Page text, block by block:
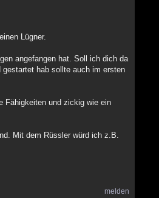
Lügner.
angefangen hat. Soll ich dich da
gestartet hab sollte auch im ersten
Fähigkeiten und zickig wie ein
Mit dem Rüssler würd ich z.B.
melden